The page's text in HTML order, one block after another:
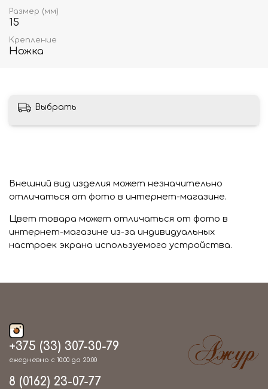
Размер (мм)
15
Крепление
Ножка
Выбрать
Внешний вид изделия может незначительно
отличаться от фото в интернет-магазине.
Цвет товара может отличаться от фото в
интернет-магазине из-за индивидуальных
настроек экрана используемого устройства.
+375 (33) 307-30-79
ежедневно с 10:00 до 20:00
8 (0162) 23-07-77